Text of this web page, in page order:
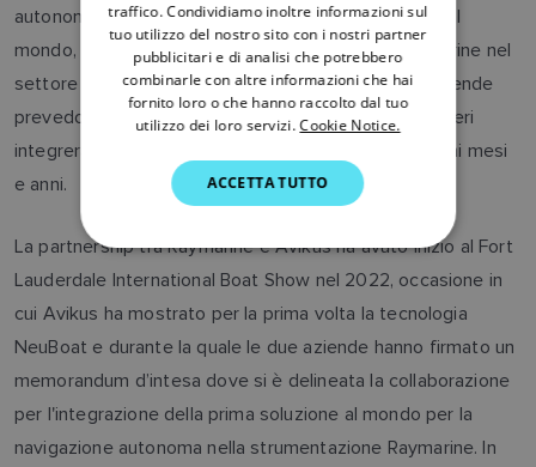
autonoma per imbarcazioni da diporto più avanzata al
mondo, affiancate alle competenze leader di Raymarine nel
settore dell'elettronica per la navigazione, le due aziende
prevedono che un numero sempre maggiore di cantieri
integrerà NeuBoat Dock nei loro prodotti nei prossimi mesi
e anni.
La partnership tra Raymarine e Avikus ha avuto inizio al Fort
Lauderdale International Boat Show nel 2022, occasione in
cui Avikus ha mostrato per la prima volta la tecnologia
NeuBoat e durante la quale le due aziende hanno firmato un
memorandum d’intesa dove si è delineata la collaborazione
per l'integrazione della prima soluzione al mondo per la
navigazione autonoma nella strumentazione Raymarine. In
DANISH
ITALIAN
SWEDISH
DUTCH
FINNISH
traffico. Condividiamo inoltre informazioni sul
tuo utilizzo del nostro sito con i nostri partner
pubblicitari e di analisi che potrebbero
combinarle con altre informazioni che hai
fornito loro o che hanno raccolto dal tuo
utilizzo dei loro servizi. Cookie Notice.
ACCETTA TUTTO